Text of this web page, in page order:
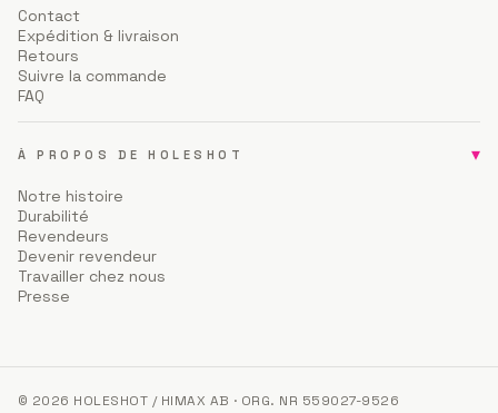
Contact
Expédition & livraison
Retours
Suivre la commande
FAQ
À PROPOS DE HOLESHOT ▾
Notre histoire
Durabilité
Revendeurs
Devenir revendeur
Travailler chez nous
Presse
© 2026 HOLESHOT / HIMAX AB · ORG. NR 559027-9526